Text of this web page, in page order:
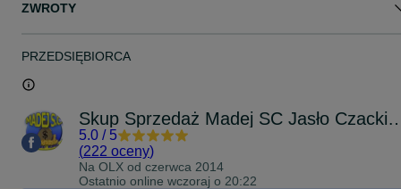
Czynne: PN-PT: 9-17, SB: 9-13
ZWROTY
PRZEDSIĘBIORCA
Skup Sprzedaż Madej
5.0 / 5
(222 oceny)
Na OLX od czerwca 2014
Ostatnio online wczoraj o 20:22